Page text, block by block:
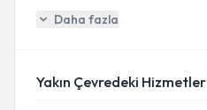
Daha fazla
Yakın Çevredeki Hizmetler